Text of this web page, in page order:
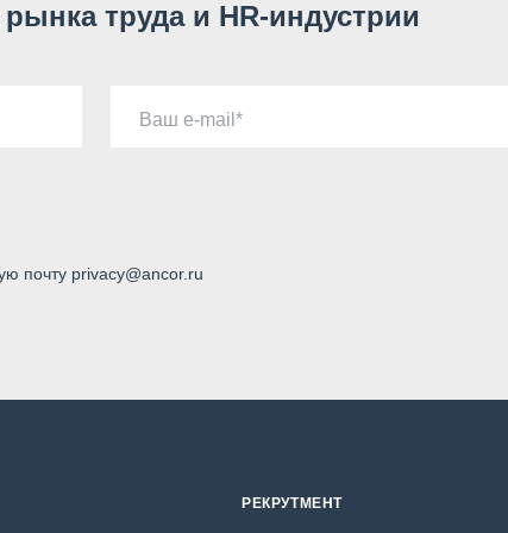
труда и HR-индустрии
Ваш e-mail
почту privacy@ancor.ru
РЕКРУТМЕНТ